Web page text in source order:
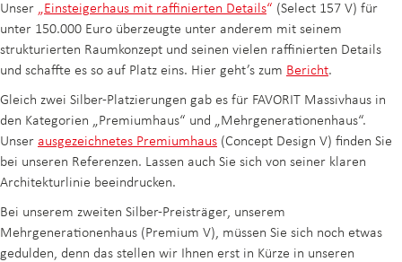
Unser „Einsteigerhaus mit raffinierten Details“ (Select 157 V) für
unter 150.000 Euro überzeugte unter anderem mit seinem
strukturierten Raumkonzept und seinen vielen raffinierten Details
und schaffte es so auf Platz eins. Hier geht’s zum Bericht.
Gleich zwei Silber-Platzierungen gab es für FAVORIT Massivhaus in
den Kategorien „Premiumhaus“ und „Mehrgenerationenhaus“.
Unser ausgezeichnetes Premiumhaus (Concept Design V) finden Sie
bei unseren Referenzen. Lassen auch Sie sich von seiner klaren
Architekturlinie beeindrucken.
Bei unserem zweiten Silber-Preisträger, unserem
Mehrgenerationenhaus (Premium V), müssen Sie sich noch etwas
gedulden, denn das stellen wir Ihnen erst in Kürze in unseren